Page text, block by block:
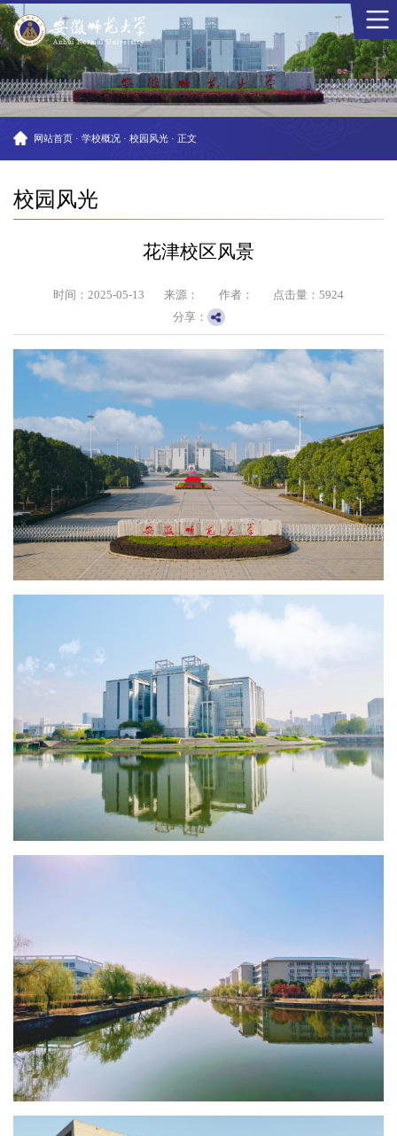
网站首页 · 学校概况 · 校园风光 · 正文
校园风光
花津校区风景
时间：2025-05-13 来源： 作者： 点击量：5924
分享：